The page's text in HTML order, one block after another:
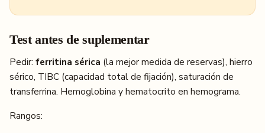
Test antes de suplementar
Pedir: ferritina sérica (la mejor medida de reservas), hierro
sérico, TIBC (capacidad total de fijación), saturación de
transferrina. Hemoglobina y hematocrito en hemograma.
Rangos: